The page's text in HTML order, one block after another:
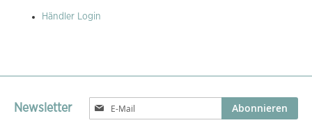
Händler Login
Newsletter
Melden
Sie
Abonnieren